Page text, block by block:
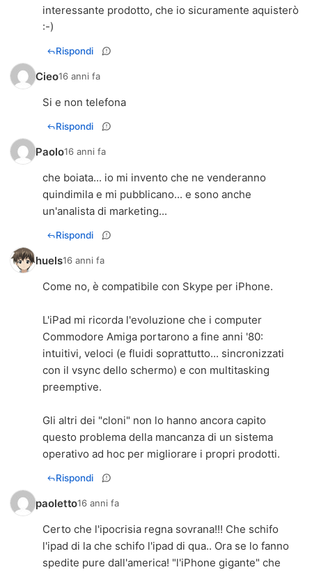
interessante prodotto, che io sicuramente aquisterò
:-)
Rispondi
Cieo16 anni fa
Si e non telefona
Rispondi
Paolo16 anni fa
che boiata... io mi invento che ne venderanno
quindimila e mi pubblicano... e sono anche
un'analista di marketing...
Rispondi
huels16 anni fa
Come no, è compatibile con Skype per iPhone.
L'iPad mi ricorda l'evoluzione che i computer
Commodore Amiga portarono a fine anni '80:
intuitivi, veloci (e fluidi soprattutto... sincronizzati
con il vsync dello schermo) e con multitasking
preemptive.
Gli altri dei "cloni" non lo hanno ancora capito
questo problema della mancanza di un sistema
operativo ad hoc per migliorare i propri prodotti.
Rispondi
paoletto16 anni fa
Certo che l'ipocrisia regna sovrana!!! Che schifo
l'ipad di la che schifo l'ipad di qua.. Ora se lo fanno
spedite pure dall'america! "l'iPhone gigante" che